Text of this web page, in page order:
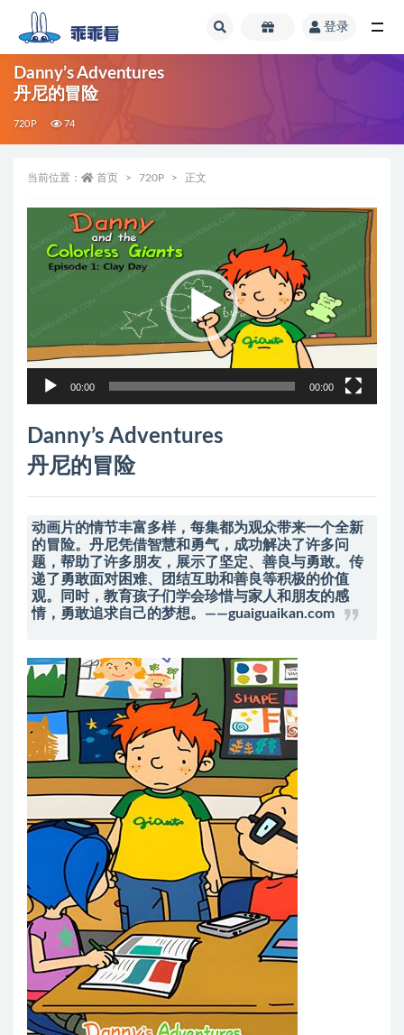
登录
Danny’s Adventures
丹尼的冒险
720P 74
当前位置： 首页 720P 正文
00:00 00:00
Danny’s Adventures
丹尼的冒险
动画片的情节丰富多样，每集都为观众带来一个全新
的冒险。丹尼凭借智慧和勇气，成功解决了许多问
题，帮助了许多朋友，展示了坚定、善良与勇敢。传
递了勇敢面对困难、团结互助和善良等积极的价值
观。同时，教育孩子们学会珍惜与家人和朋友的感
情，勇敢追求自己的梦想。——guaiguaikan.com